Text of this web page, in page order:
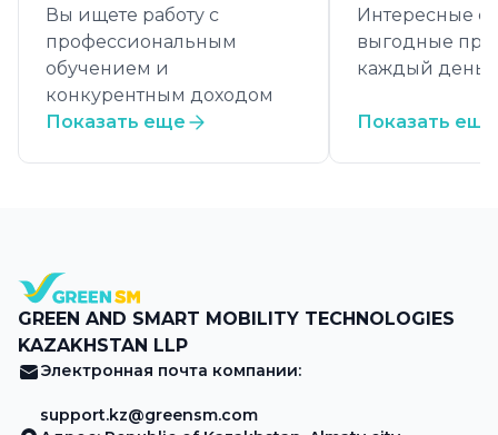
Вы ищете работу с
профессиональным
обучением и
конкурентным доходом
Показать еще
Интересные
выгодные
каждый день
Показать еще
GREEN AND SMART MOBILITY TECHNOLOGIES
KAZAKHSTAN LLP
Электронная почта компании:
support.kz@greensm.com